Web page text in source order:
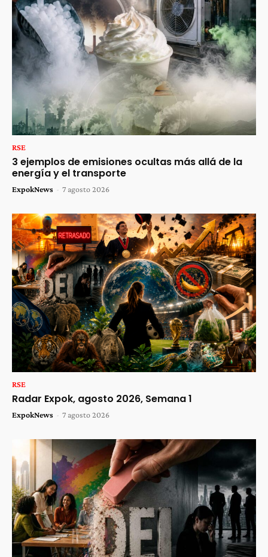
RSE
3 ejemplos de emisiones ocultas más allá de la
energía y el transporte
ExpokNews - 7 agosto 2026
RSE
Radar Expok, agosto 2026, Semana 1
ExpokNews - 7 agosto 2026